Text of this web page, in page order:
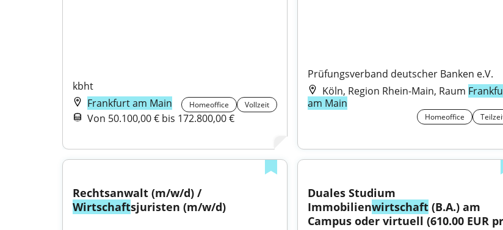
kbht
Frankfurt am Main
Homeoffice Vollzeit
Von 50.100,00 € bis 172.800,00 €
Prüfungsverband deutscher Banken e.V.
Köln, Region Rhein-Main, Raum
am Main
Homeoffice
Rechtsanwalt (m/w/d) /
Wirtschaftsjuristen (m/w/d)
Duales Studium
Immobilienwirtschaft (B.A.) am
Campus oder virtuell (610.00 EUR